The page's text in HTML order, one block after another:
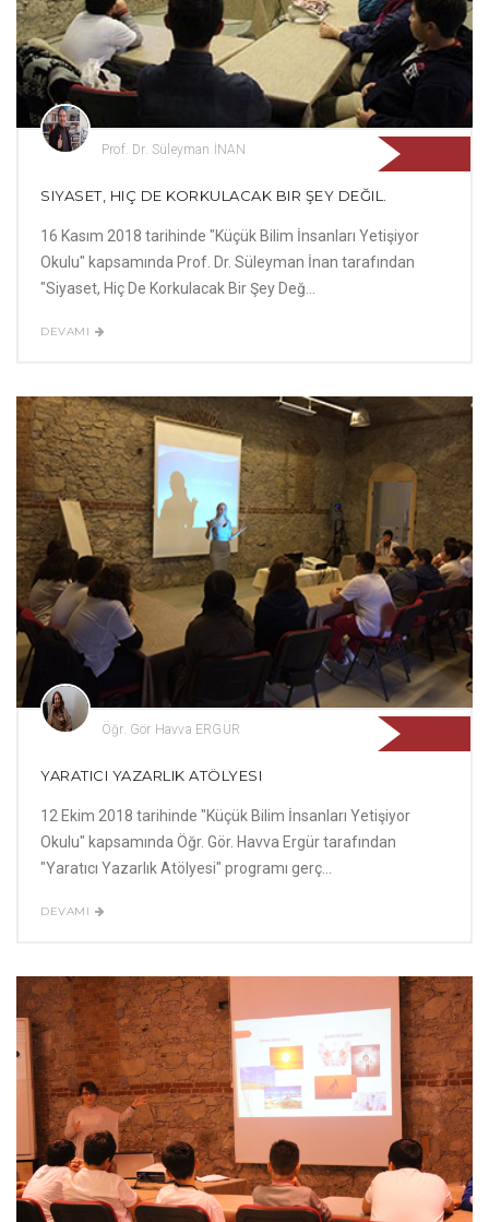
Prof. Dr. Süleyman İNAN
SIYASET, HIÇ DE KORKULACAK BIR ŞEY DEĞIL.
16 Kasım 2018 tarihinde "Küçük Bilim İnsanları Yetişiyor
Okulu" kapsamında Prof. Dr. Süleyman İnan tarafından
"Siyaset, Hiç De Korkulacak Bir Şey Değ...
DEVAMI
Öğr. Gör Havva ERGÜR
YARATICI YAZARLIK ATÖLYESI
12 Ekim 2018 tarihinde "Küçük Bilim İnsanları Yetişiyor
Okulu" kapsamında Öğr. Gör. Havva Ergür tarafından
"Yaratıcı Yazarlık Atölyesi" programı gerç...
DEVAMI